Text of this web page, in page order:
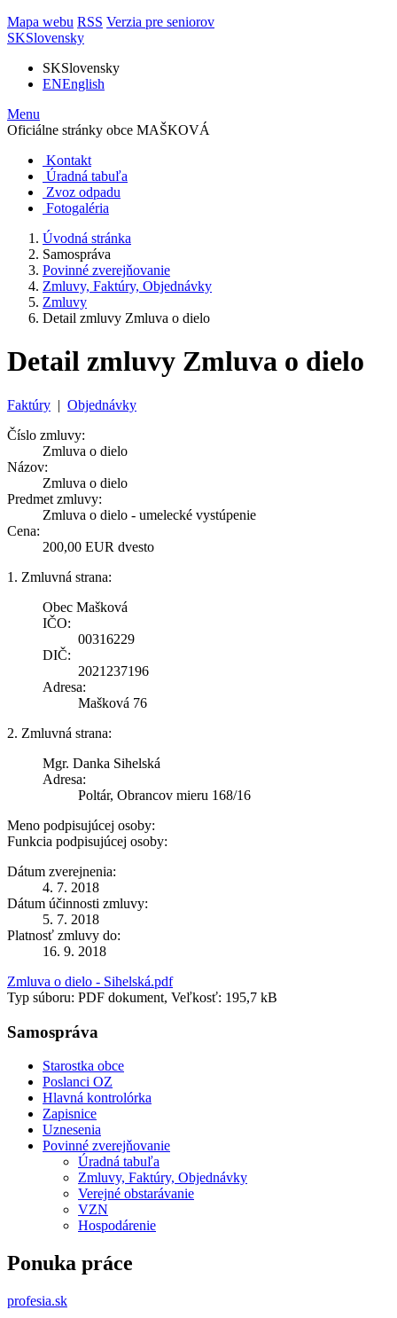
Mapa webu RSS Verzia pre seniorov
SKSlovensky
SKSlovensky
ENEnglish
Menu
Oficiálne stránky obce MAŠKOVÁ
Kontakt
Úradná tabuľa
Zvoz odpadu
Fotogaléria
Úvodná stránka
Samospráva
Povinné zverejňovanie
Zmluvy, Faktúry, Objednávky
Zmluvy
Detail zmluvy Zmluva o dielo
Detail zmluvy Zmluva o dielo
Faktúry | Objednávky
Číslo zmluvy:
Zmluva o dielo
Názov:
Zmluva o dielo
Predmet zmluvy:
Zmluva o dielo - umelecké vystúpenie
Cena:
200,00 EUR dvesto
1. Zmluvná strana:
Obec Mašková
IČO:
00316229
DIČ:
2021237196
Adresa:
Mašková 76
2. Zmluvná strana:
Mgr. Danka Sihelská
Adresa:
Poltár, Obrancov mieru 168/16
Meno podpisujúcej osoby:
Funkcia podpisujúcej osoby:
Dátum zverejnenia:
4. 7. 2018
Dátum účinnosti zmluvy:
5. 7. 2018
Platnosť zmluvy do:
16. 9. 2018
Zmluva o dielo - Sihelská.pdf
Typ súboru: PDF dokument, Veľkosť: 195,7 kB
Samospráva
Starostka obce
Poslanci OZ
Hlavná kontrolórka
Zapisnice
Uznesenia
Povinné zverejňovanie
Úradná tabuľa
Zmluvy, Faktúry, Objednávky
Verejné obstarávanie
VZN
Hospodárenie
Ponuka práce
profesia.sk